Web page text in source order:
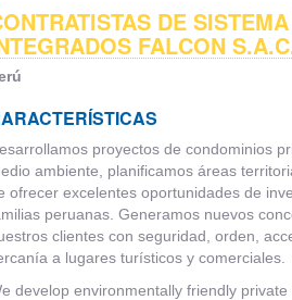
DE
FALCON
proyectos de condominios
ambiente, planificamos áreas
ofrecer excelentes oportunidades de
peruanas. Generamos nuevos
clientes con seguridad, orden,
a lugares turísticos y comerciales.
develop environmentally friendly